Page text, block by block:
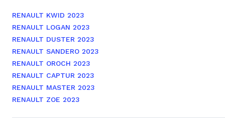
RENAULT KWID 2023
RENAULT LOGAN 2023
RENAULT DUSTER 2023
RENAULT SANDERO 2023
RENAULT OROCH 2023
RENAULT CAPTUR 2023
RENAULT MASTER 2023
RENAULT ZOE 2023